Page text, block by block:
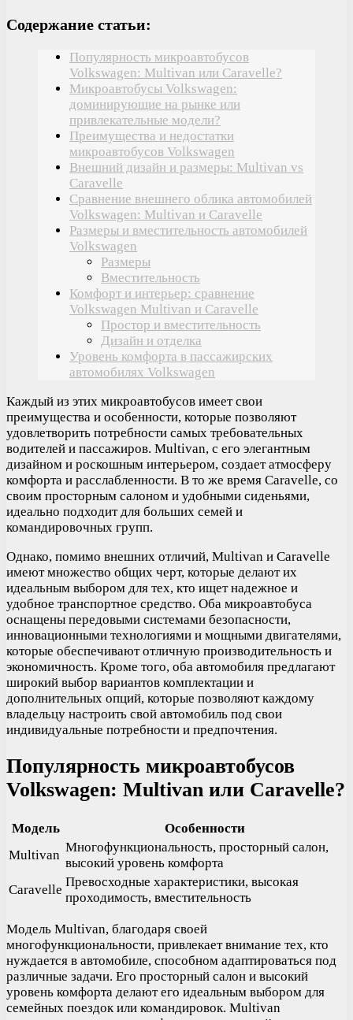
Содержание статьи:
Популярность микроавтобусов
Volkswagen: Multivan или Caravelle?
Микроавтобусы Volkswagen:
доминирующие на рынке или
привлекательные модели?
Преимущества и недостатки
микроавтобусов Volkswagen
Внешний дизайн и размеры: Multivan vs
Caravelle
Сравнение внешнего облика автомобилей
Volkswagen: Multivan и Caravelle
Размеры и вместительность автомобилей
Volkswagen
Размеры
Вместительность
Комфорт и интерьер: сравнение
Volkswagen Multivan и Caravelle
Простор и вместительность
Дизайн и отделка
Уровень комфорта в пассажирских
автомобилях Volkswagen
Каждый из этих микроавтобусов имеет свои
преимущества и особенности, которые позволяют
удовлетворить потребности самых требовательных
водителей и пассажиров. Multivan, с его элегантным
дизайном и роскошным интерьером, создает атмосферу
комфорта и расслабленности. В то же время Caravelle, со
своим просторным салоном и удобными сиденьями,
идеально подходит для больших семей и
командировочных групп.
Однако, помимо внешних отличий, Multivan и Caravelle
имеют множество общих черт, которые делают их
идеальным выбором для тех, кто ищет надежное и
удобное транспортное средство. Оба микроавтобуса
оснащены передовыми системами безопасности,
инновационными технологиями и мощными двигателями,
которые обеспечивают отличную производительность и
экономичность. Кроме того, оба автомобиля предлагают
широкий выбор вариантов комплектации и
дополнительных опций, которые позволяют каждому
владельцу настроить свой автомобиль под свои
индивидуальные потребности и предпочтения.
Популярность микроавтобусов
Volkswagen: Multivan или Caravelle?
Модель
Особенности
Multivan
Многофункциональность, просторный салон,
высокий уровень комфорта
Caravelle
Превосходные характеристики, высокая
проходимость, вместительность
Модель Multivan, благодаря своей
многофункциональности, привлекает внимание тех, кто
нуждается в автомобиле, способном адаптироваться под
различные задачи. Его просторный салон и высокий
уровень комфорта делают его идеальным выбором для
семейных поездок или командировок. Multivan